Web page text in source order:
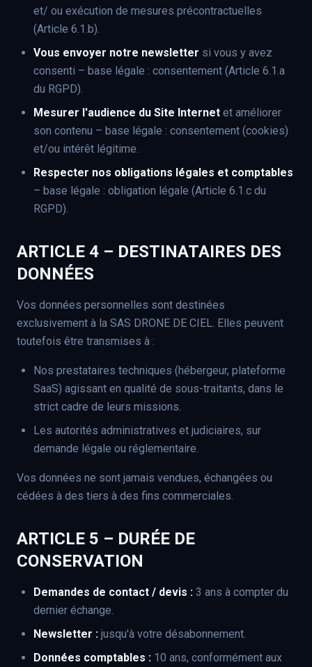
et/ ou exécution de mesures précontractuelles
(Article 6.1.b).
Vous envoyer notre newsletter si vous y avez
consenti – base légale : consentement (Article 6.1.a
du RGPD).
Mesurer l'audience du Site Internet et améliorer
son contenu – base légale : consentement (cookies)
et/ou intérêt légitime.
Respecter nos obligations légales et comptables
– base légale : obligation légale (Article 6.1.c du
RGPD).
ARTICLE 4 – DESTINATAIRES DES
DONNÉES
Vos données personnelles sont destinées
exclusivement à la SAS DRONE DE CIEL. Elles peuvent
toutefois être transmises à :
Nos prestataires techniques (hébergeur, plateforme
SaaS) agissant en qualité de sous-traitants, dans le
strict cadre de leurs missions.
Les autorités administratives et judiciaires, sur
demande légale ou réglementaire.
Vos données ne sont jamais vendues, échangées ou
cédées à des tiers à des fins commerciales.
ARTICLE 5 – DURÉE DE
CONSERVATION
Demandes de contact / devis : 3 ans à compter du
dernier échange.
Newsletter : jusqu'à votre désabonnement.
Données comptables : 10 ans, conformément aux